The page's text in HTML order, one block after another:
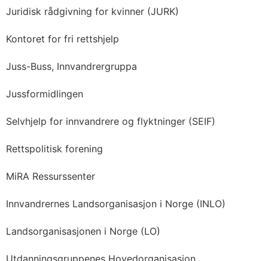
Juridisk rådgivning for kvinner (JURK)
Kontoret for fri rettshjelp
Juss-Buss, Innvandrergruppa
Jussformidlingen
Selvhjelp for innvandrere og flyktninger (SEIF)
Rettspolitisk forening
MiRA Ressurssenter
Innvandrernes Landsorganisasjon i Norge (INLO)
Landsorganisasjonen i Norge (LO)